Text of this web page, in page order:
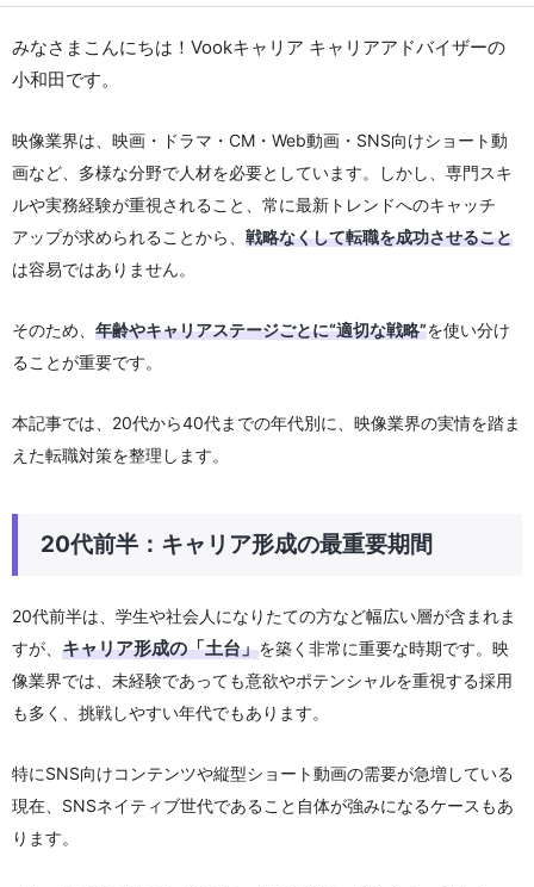
みなさまこんにちは！Vookキャリア キャリアアドバイザーの
小和田です。
映像業界は、映画・ドラマ・CM・Web動画・SNS向けショート動
画など、多様な分野で人材を必要としています。しかし、専門スキ
ルや実務経験が重視されること、常に最新トレンドへのキャッチ
アップが求められることから、 戦略なくして転職を成功させること
は容易ではありません。
そのため、 年齢やキャリアステージごとに“適切な戦略”を使い分け
ることが重要です。
本記事では、20代から40代までの年代別に、映像業界の実情を踏ま
えた転職対策を整理します。
20代前半：キャリア形成の最重要期間
20代前半は、学生や社会人になりたての方など幅広い層が含まれま
すが、 キャリア形成の「土台」を築く非常に重要な時期です。映
像業界では、未経験であっても意欲やポテンシャルを重視する採用
も多く、挑戦しやすい年代でもあります。
特にSNS向けコンテンツや縦型ショート動画の需要が急増している
現在、SNSネイティブ世代であること自体が強みになるケースもあ
ります。